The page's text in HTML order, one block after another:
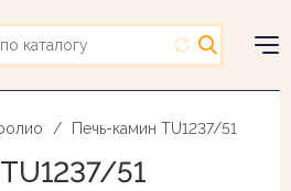
Печь-камин TU1237/51
51